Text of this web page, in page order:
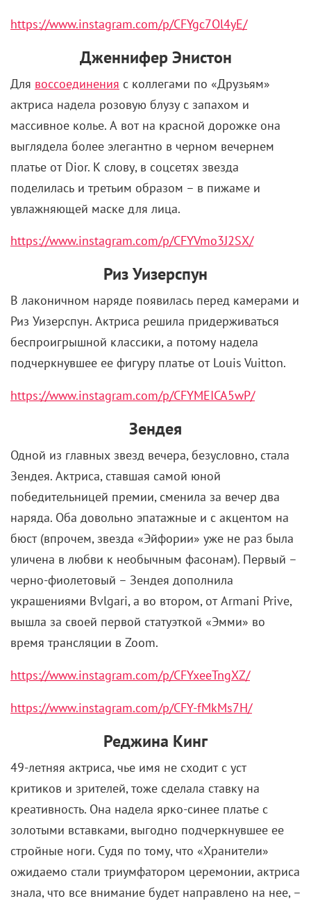
https://www.instagram.com/p/CFYgc7Ol4yE/
Дженнифер Энистон
Для воссоединения с коллегами по «Друзьям»
актриса надела розовую блузу с запахом и
массивное колье. А вот на красной дорожке она
выглядела более элегантно в черном вечернем
платье от Dior. К слову, в соцсетях звезда
поделилась и третьим образом – в пижаме и
увлажняющей маске для лица.
https://www.instagram.com/p/CFYVmo3J2SX/
Риз Уизерспун
В лаконичном наряде появилась перед камерами и
Риз Уизерспун. Актриса решила придерживаться
беспроигрышной классики, а потому надела
подчеркнувшее ее фигуру платье от Louis Vuitton.
https://www.instagram.com/p/CFYMEICA5wP/
Зендея
Одной из главных звезд вечера, безусловно, стала
Зендея. Актриса, ставшая самой юной
победительницей премии, сменила за вечер два
наряда. Оба довольно эпатажные и с акцентом на
бюст (впрочем, звезда «Эйфории» уже не раз была
уличена в любви к необычным фасонам). Первый –
черно-фиолетовый – Зендея дополнила
украшениями Bvlgari, а во втором, от Armani Prive,
вышла за своей первой статуэткой «Эмми» во
время трансляции в Zoom.
https://www.instagram.com/p/CFYxeeTngXZ/
https://www.instagram.com/p/CFY-fMkMs7H/
Реджина Кинг
49-летняя актриса, чье имя не сходит с уст
критиков и зрителей, тоже сделала ставку на
креативность. Она надела ярко-синее платье с
золотыми вставками, выгодно подчеркнувшее ее
стройные ноги. Судя по тому, что «Хранители»
ожидаемо стали триумфатором церемонии, актриса
знала, что все внимание будет направлено на нее, –